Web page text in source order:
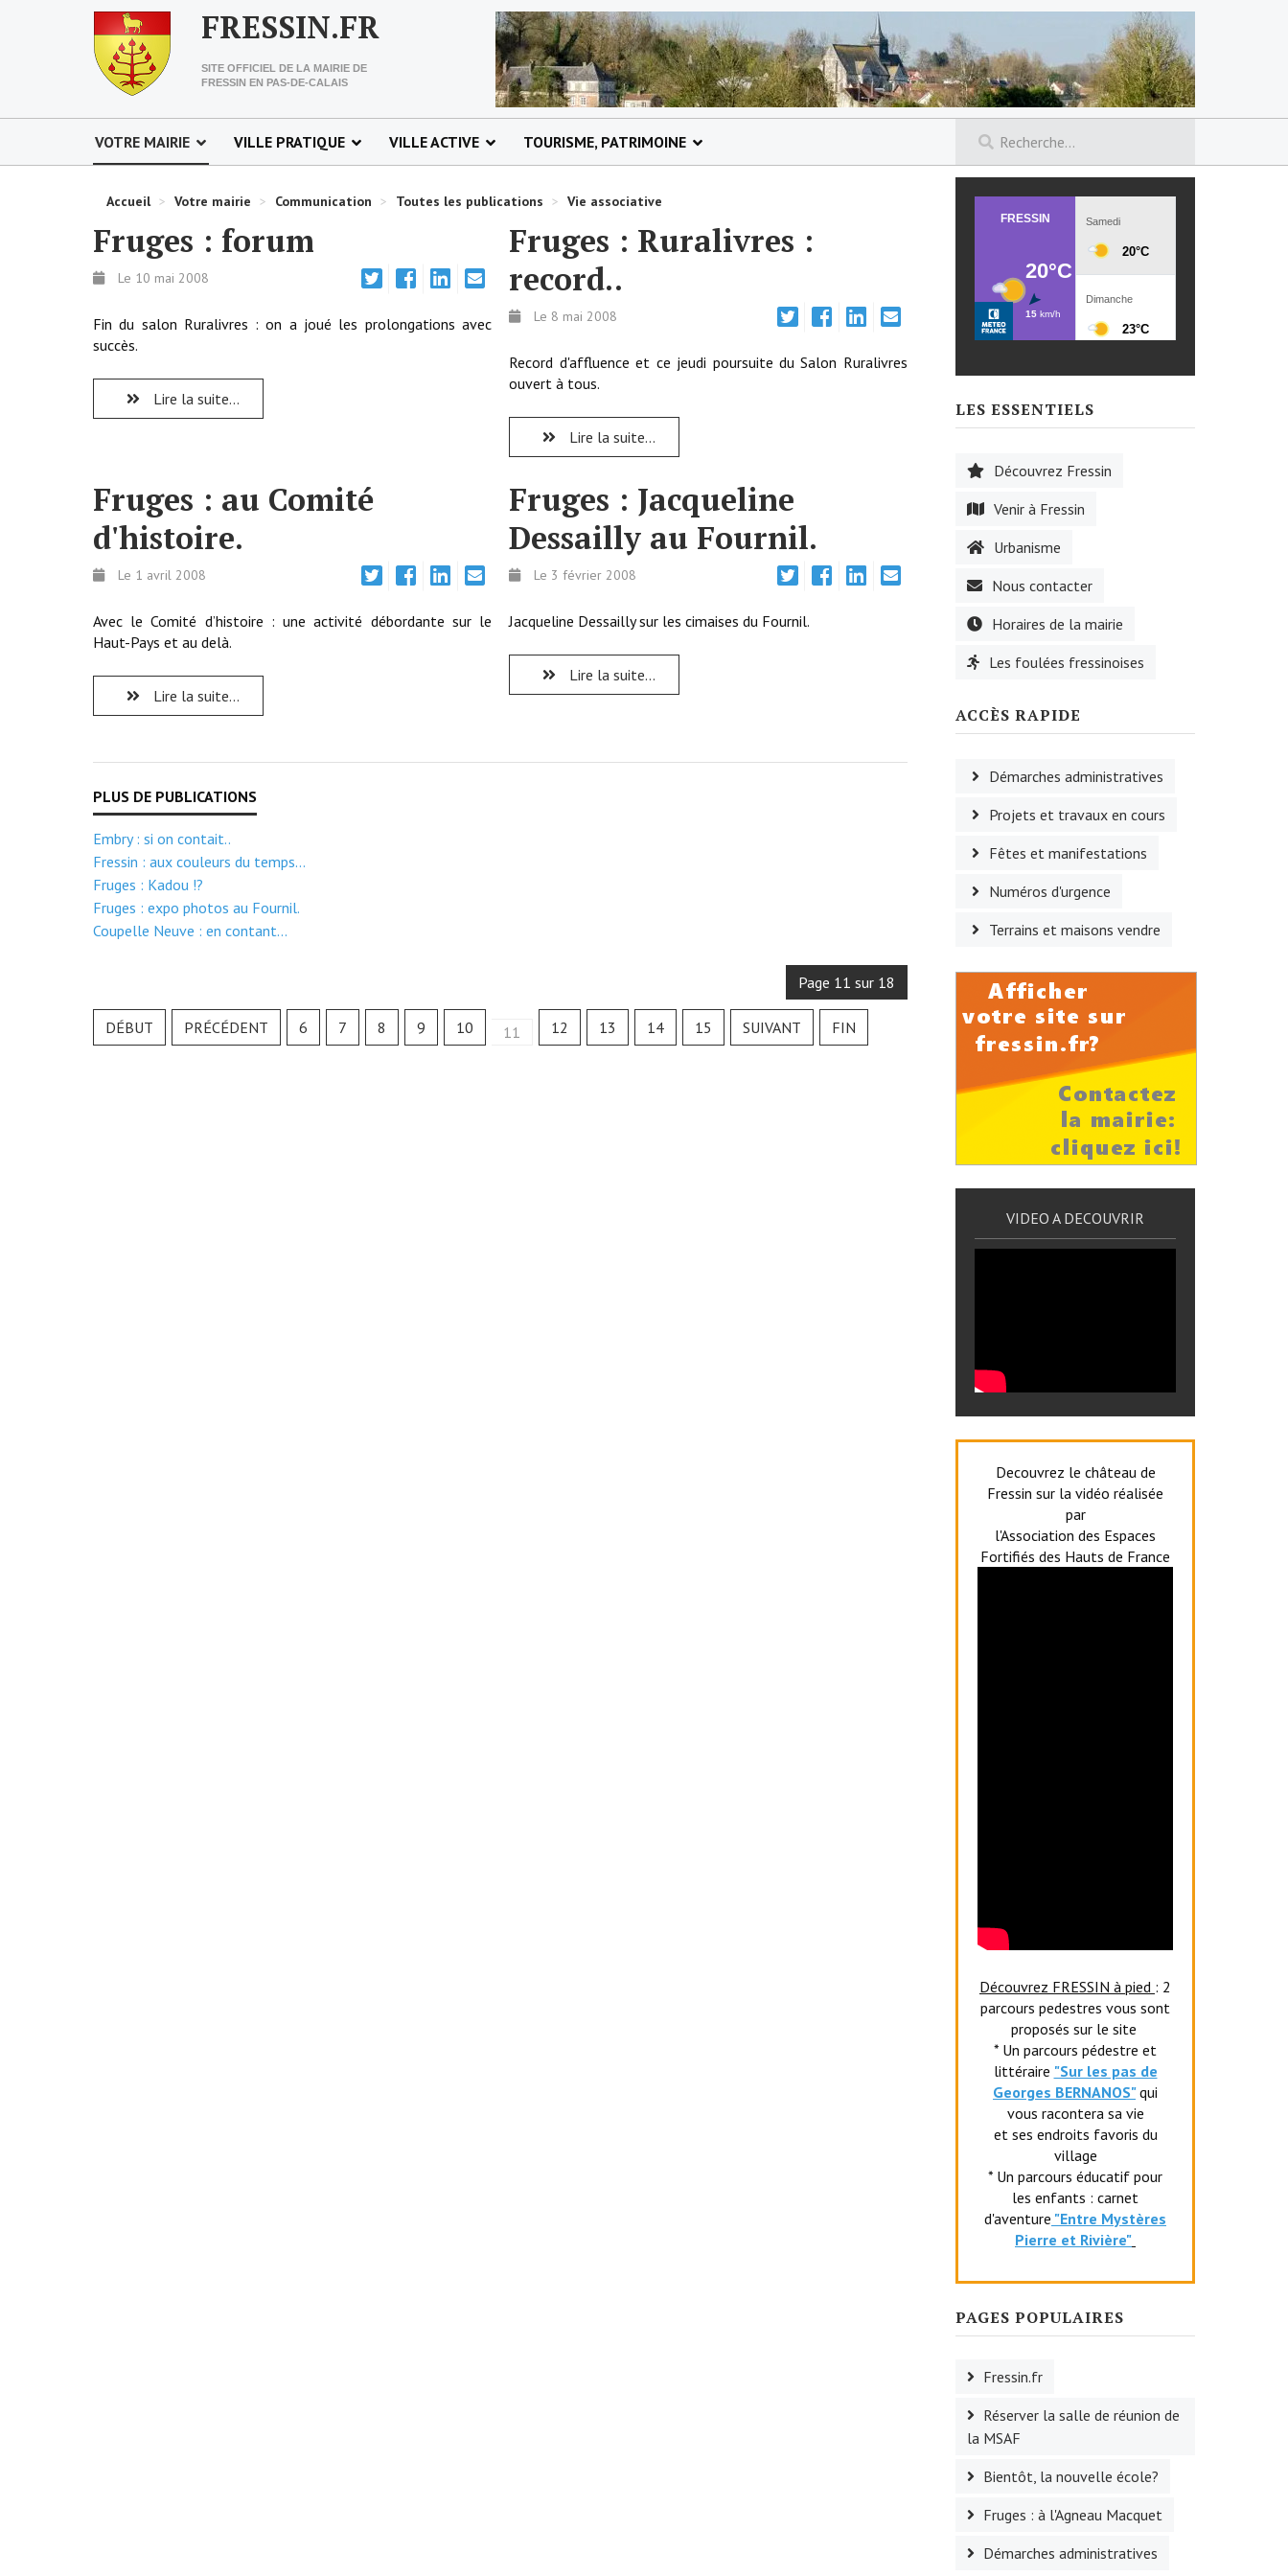
FRESSIN.FR
SITE OFFICIEL DE LA MAIRIE DE
FRESSIN EN PAS-DE-CALAIS
VOTRE MAIRIE VILLE PRATIQUE VILLE ACTIVE TOURISME, PATRIMOINE
Accueil > Votre mairie > Communication > Toutes les publications > Vie associative
Fruges : forum
Le 10 mai 2008
Fin du salon Ruralivres : on a joué les prolongations avec
succès.
Lire la suite...
Fruges : Ruralivres :
record..
Le 8 mai 2008
Record d'affluence et ce jeudi poursuite du Salon Ruralivres
ouvert à tous.
Lire la suite...
Fruges : au Comité
d'histoire.
Le 1 avril 2008
Avec le Comité d’histoire : une activité débordante sur le
Haut-Pays et au delà.
Lire la suite...
Fruges : Jacqueline
Dessailly au Fournil.
Le 3 février 2008
Jacqueline Dessailly sur les cimaises du Fournil.
Lire la suite...
Embry : si on contait..
Fressin : aux couleurs du temps...
Fruges : Kadou !?
Fruges : expo photos au Fournil.
Coupelle Neuve : en contant...
Page 11 sur 18
DÉBUT PRÉCÉDENT 6 7 8 9 10 11 12 13 14 15 SUIVANT FIN
LES ESSENTIELS
Découvrez Fressin
Venir à Fressin
Urbanisme
Nous contacter
Horaires de la mairie
Les foulées fressinoises
ACCÈS RAPIDE
Démarches administratives
Projets et travaux en cours
Fêtes et manifestations
Numéros d'urgence
Terrains et maisons vendre
VIDEO A DECOUVRIR
Decouvrez le château de
Fressin sur la vidéo réalisée
par
l'Association des Espaces
Fortifiés des Hauts de France
Découvrez FRESSIN à pied : 2
parcours pedestres vous sont
proposés sur le site
* Un parcours pédestre et
littéraire "Sur les pas de
Georges BERNANOS" qui
vous racontera sa vie
et ses endroits favoris du
village
* Un parcours éducatif pour
les enfants : carnet
d'aventure "Entre Mystères
Pierre et Rivière"
PAGES POPULAIRES
Fressin.fr
Réserver la salle de réunion de
la MSAF
Bientôt, la nouvelle école?
Fruges : à l'Agneau Macquet
Démarches administratives